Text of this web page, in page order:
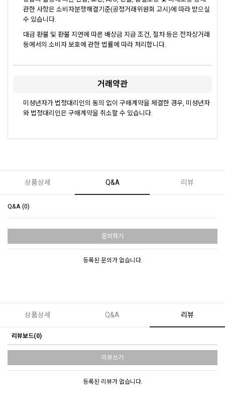
관한 사항은 소비자분쟁해결기준(공정거래위원회 고시)에 따라 받으실
수 있습니다.
대금 환불 및 환불 지연에 따른 배상금 지급 조건, 절차 등은 전자상거래
등에서의 소비자 보호에 관한 법률에 따라 처리합니다.
거래약관
미성년자가 법정대리인의 동의 없이 구매계약을 체결한 경우, 미성년자
와 법정대리인은 구매계약을 취소할 수 있습니다.
상품상세 Q&A 리뷰
Q&A (0)
문의하기
등록된 문의가 없습니다.
상품상세 Q&A 리뷰
리뷰보드(0)
리뷰쓰기
등록된 리뷰가 없습니다.